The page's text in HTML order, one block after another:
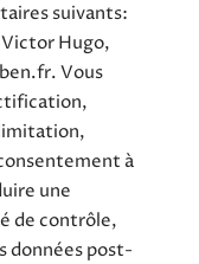
suivants:
Hugo,
Vous
à
une
de contrôle,
données post-